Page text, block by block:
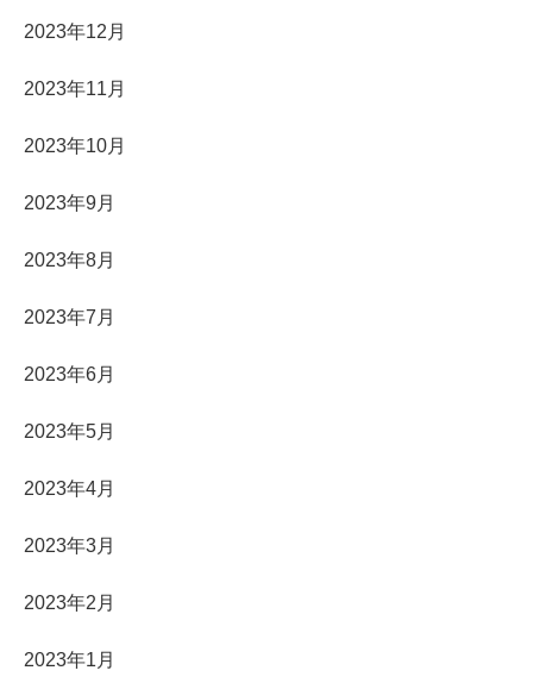
2023年12月
2023年11月
2023年10月
2023年9月
2023年8月
2023年7月
2023年6月
2023年5月
2023年4月
2023年3月
2023年2月
2023年1月